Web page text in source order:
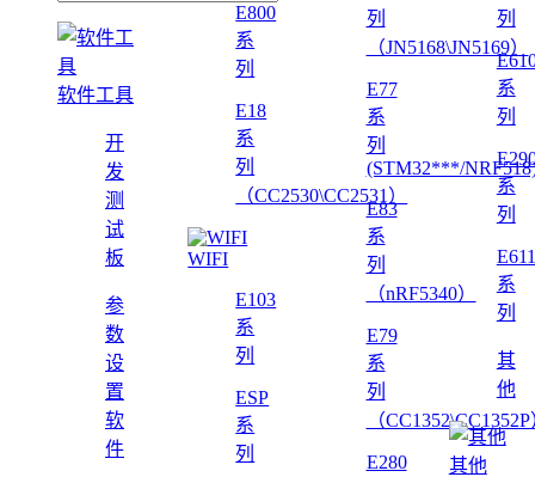
软件工具
开
发
测
试
板
参
数
设
置
软
件
E800
系
列
E18
系
列
（CC2530\CC2531）
WIFI
E103
系
列
ESP
系
列
列
（JN5168\JN5169）
E77
系
列
(STM32***/
E83
系
列
（nRF5340）
E79
系
列
（
E280
列
系
列
系
列
E611
系
列
其
他
其他